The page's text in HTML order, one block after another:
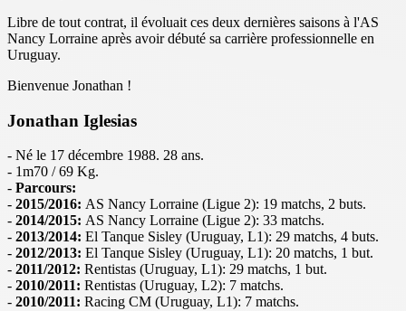
Libre de tout contrat, il évoluait ces deux dernières saisons à l'AS
Nancy Lorraine après avoir débuté sa carrière professionnelle en
Uruguay.
Bienvenue Jonathan !
Jonathan Iglesias
- Né le 17 décembre 1988. 28 ans.
- 1m70 / 69 Kg.
- Parcours:
- 2015/2016: AS Nancy Lorraine (Ligue 2): 19 matchs, 2 buts.
- 2014/2015: AS Nancy Lorraine (Ligue 2): 33 matchs.
- 2013/2014: El Tanque Sisley (Uruguay, L1): 29 matchs, 4 buts.
- 2012/2013: El Tanque Sisley (Uruguay, L1): 20 matchs, 1 but.
- 2011/2012: Rentistas (Uruguay, L1): 29 matchs, 1 but.
- 2010/2011: Rentistas (Uruguay, L2): 7 matchs.
- 2010/2011: Racing CM (Uruguay, L1): 7 matchs.